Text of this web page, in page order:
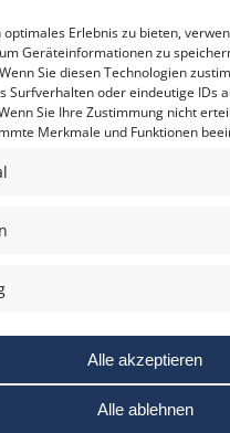
optimales Erlebnis zu bieten,
Geräteinformationen zu
Sie diesen Technologien
Surfverhalten oder eindeutige IDs
Sie Ihre Zustimmung nicht
Merkmale und Funktionen
Alle akzeptieren
Alle ablehnen